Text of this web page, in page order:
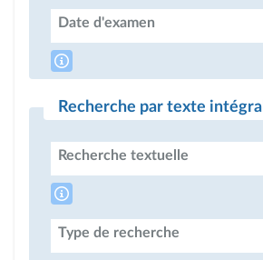
Date d'examen
Recherche par texte intégral
Recherche textuelle
Type de recherche